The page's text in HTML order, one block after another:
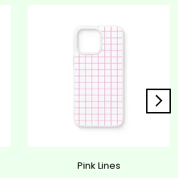
Pink Lines